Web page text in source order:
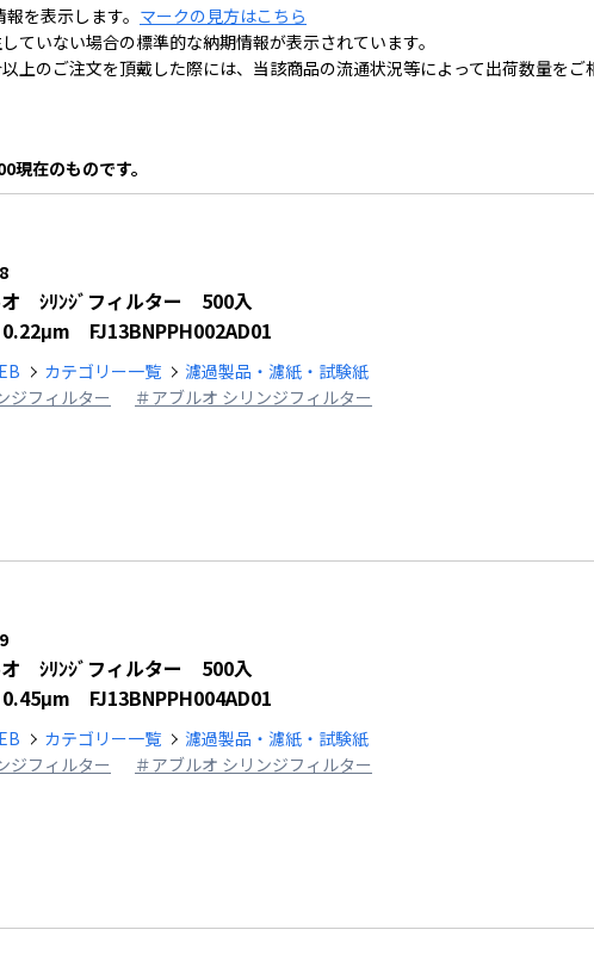
を表示します。 マークの見方はこちら
ていない場合の標準的な納期情報が表示されています。
上のご注文を頂戴した際には、当該商品の流通状況等によって出荷数量を
在のものです。
オ ｼﾘﾝｼﾞフィルター 500入
FJ13BNPPH002AD01
カテゴリー一覧
濾過製品・濾紙・試験紙
ジフィルター
＃アブルオ シリンジフィルター
オ ｼﾘﾝｼﾞフィルター 500入
FJ13BNPPH004AD01
カテゴリー一覧
濾過製品・濾紙・試験紙
ジフィルター
＃アブルオ シリンジフィルター